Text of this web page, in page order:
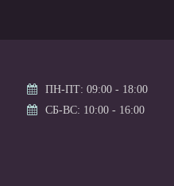
ПН-ПТ: 09:00 - 18:00
СБ-ВС: 10:00 - 16:00